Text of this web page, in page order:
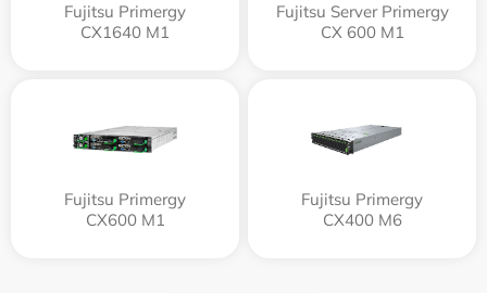
Fujitsu Primergy
CX1640 M1
Fujitsu Server Primergy
CX 600 M1
Fujitsu Primergy
CX600 M1
Fujitsu Primergy
CX400 M6